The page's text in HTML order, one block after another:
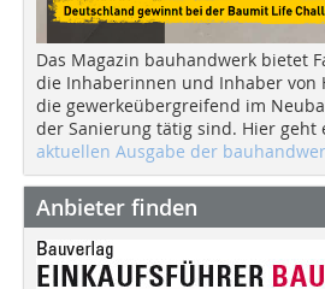
Das Magazin bauhandwerk bietet
die Inhaberinnen und Inhaber von
die gewerkeübergreifend im
der Sanierung tätig sind. Hier geht
aktuellen Ausgabe der
Anbieter finden